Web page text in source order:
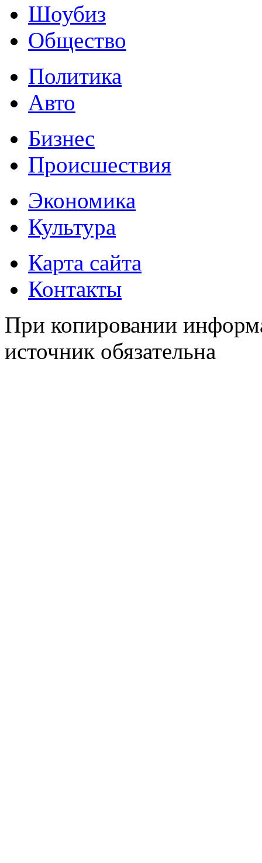
Шоубиз
Общество
Политика
Авто
Бизнес
Происшествия
Экономика
Культура
Карта сайта
Контакты
При копировании
источник обязательна